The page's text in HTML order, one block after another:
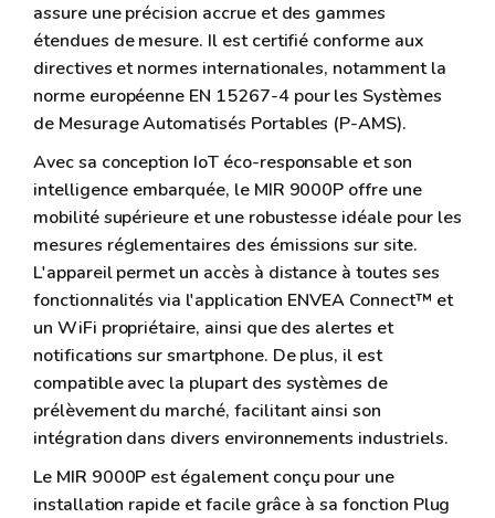
assure une précision accrue et des gammes
étendues de mesure. Il est certifié conforme aux
directives et normes internationales, notamment la
norme européenne EN 15267-4 pour les Systèmes
de Mesurage Automatisés Portables (P-AMS).
Avec sa conception IoT éco-responsable et son
intelligence embarquée, le MIR 9000P offre une
mobilité supérieure et une robustesse idéale pour les
mesures réglementaires des émissions sur site.
L'appareil permet un accès à distance à toutes ses
fonctionnalités via l'application ENVEA Connect™ et
un WiFi propriétaire, ainsi que des alertes et
notifications sur smartphone. De plus, il est
compatible avec la plupart des systèmes de
prélèvement du marché, facilitant ainsi son
intégration dans divers environnements industriels.
Le MIR 9000P est également conçu pour une
installation rapide et facile grâce à sa fonction Plug